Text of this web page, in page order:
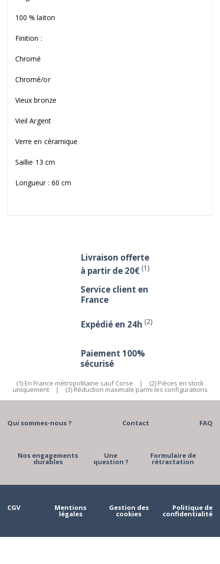
100 % laiton
Finition :
Chromé
Chromé/or
Vieux bronze
Vieil Argent
Verre en céramique
Saillie 13 cm
Longueur : 60 cm
Livraison offerte
à partir de 20€ (1)
Service client en
France
Expédié en 24h (2)
Paiement 100%
sécurisé
(1) En France métropolitaine sauf Corse | (2) Pièces en stock
uniquement | (3) Réduction maximale parmi les configurations
Qui sommes-nous ? Contact FAQ
Nos engagements
durables
Une
question ?
Formulaire de
rétractation
CGV Mentions
légales
Gestion des
cookies
Politique de
confidentialité